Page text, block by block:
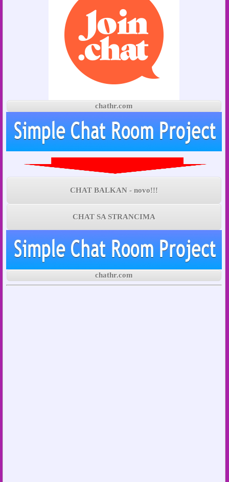
chathr.com
CHAT BALKAN - novo!!!
CHAT SA STRANCIMA
chathr.com